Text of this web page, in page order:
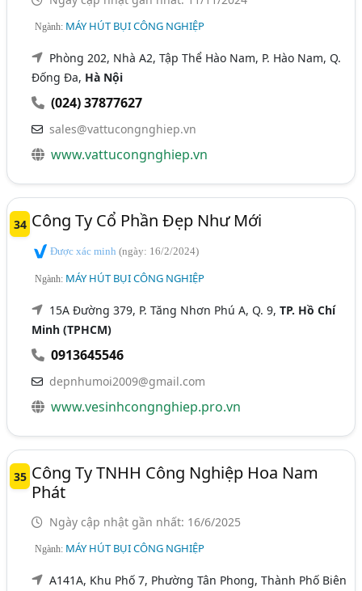
Ngành: MÁY HÚT BỤI CÔNG NGHIỆP
Phòng 202, Nhà A2, Tập Thể Hào Nam, P. Hào Nam, Q.
Đống Đa, Hà Nội
(024) 37877627
sales@vattucongnghiep.vn
www.vattucongnghiep.vn
34 Công Ty Cổ Phần Đẹp Như Mới
Được xác minh(ngày: 16/2/2024)
Ngành: MÁY HÚT BỤI CÔNG NGHIỆP
15A Đường 379, P. Tăng Nhơn Phú A, Q. 9,TP. Hồ Chí
Minh (TPHCM)
0913645546
depnhumoi2009@gmail.com
www.vesinhcongnghiep.pro.vn
35 Công Ty TNHH Công Nghiệp Hoa Nam
Phát
Ngày cập nhật gần nhất: 16/6/2025
Ngành: MÁY HÚT BỤI CÔNG NGHIỆP
A141A, Khu Phố 7, Phường Tân Phong, Thành Phố Biên